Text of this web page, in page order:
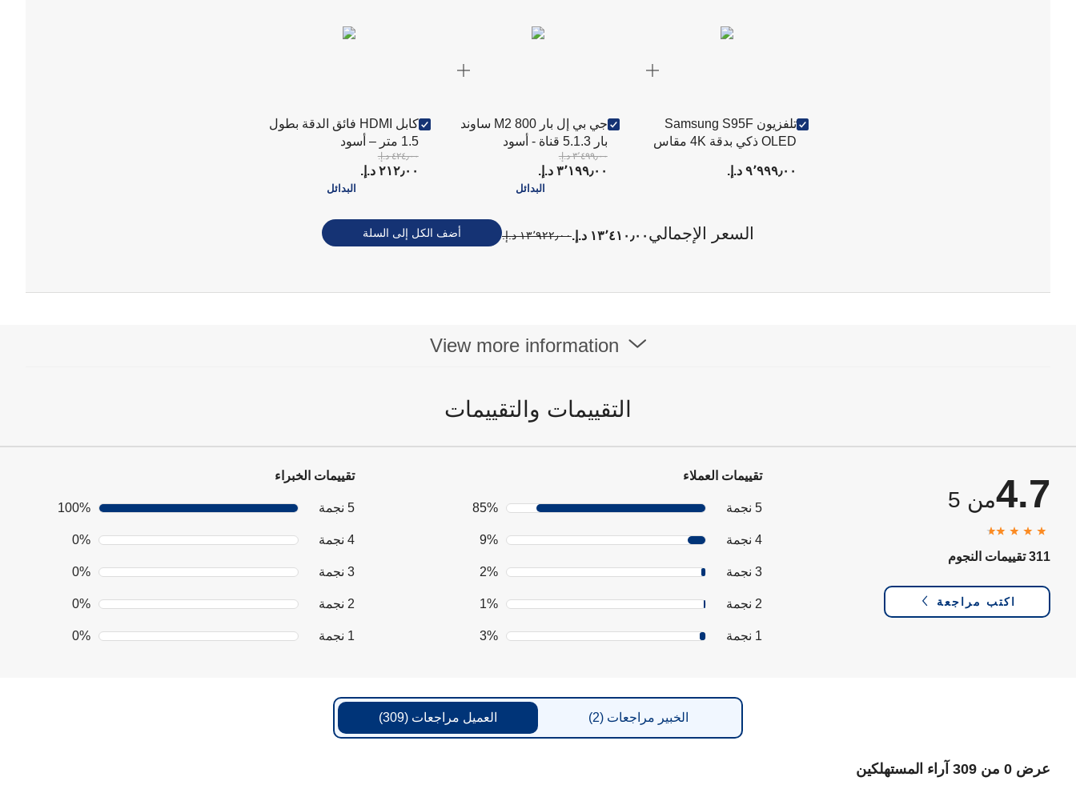
تلفزيون Samsung S95F
OLED ذكي بدقة 4K مقاس
٩٬٩٩٩٫٠٠ د.إ.‏
جي بي إل بار 800 M2 ساوند
بار 5.1.3 قناة - أسود
٣٬١٩٩٫٠٠ د.إ.‏
٣٬٤٩٩٫٠٠ د.إ.‏
البدائل
كابل HDMI فائق الدقة بطول
1.5 متر – أسود
٢١٢٫٠٠ د.إ.‏
٤٢٤٫٠٠ د.إ.‏
البدائل
السعر الإجمالي ١٣٬٤١٠٫٠٠ د.إ.‏ ١٣٬٩٢٢٫٠٠ د.إ.‏ أضف الكل إلى السلة
View more information
التقييمات والتقييمات
4.7من 5
311 تقييمات النجوم
اكتب مراجعة
تقييمات العملاء
5 نجمة 85%
4 نجمة 9%
3 نجمة 2%
2 نجمة 1%
1 نجمة 3%
تقييمات الخبراء
5 نجمة 100%
4 نجمة 0%
3 نجمة 0%
2 نجمة 0%
1 نجمة 0%
العميل مراجعات (309) الخبير مراجعات (2)
عرض 0 من 309 آراء المستهلكين